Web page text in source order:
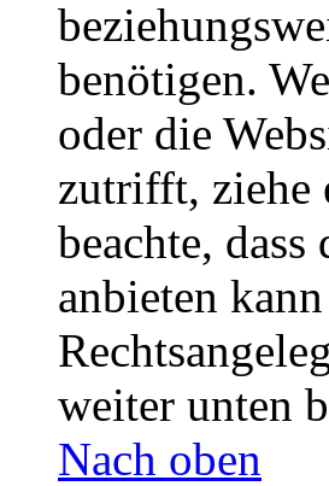
benötigen.
oder die
zutrifft, ziehe
beachte,
anbieten
weiter unten
Nach oben